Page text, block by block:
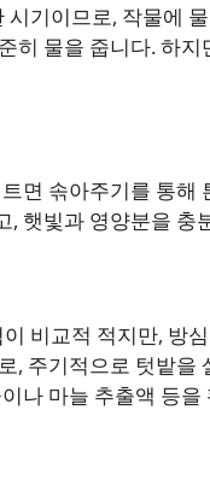
기이므로, 작물에
히 물을 줍니다. 하
면 솎아주기를 통해
, 햇빛과 영양분을 충
비교적 적지만, 방
, 주기적으로 텃밭
나 마늘 추출액 등